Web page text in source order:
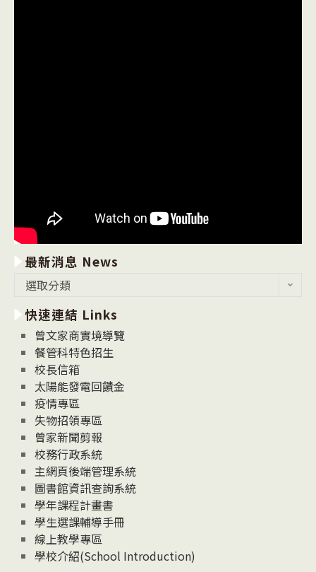
最新消息 News
消
息
News
選取分類
快速連結 Links
曾文家商實境導覽
餐管科特色招生
校長信箱
太陽能發電回饋金
疫情專區
失物招領專區
曾家新聞剪報
校務行政系統
主網頁後端管理系統
圖書館資訊查詢系統
學年課程計畫書
學生選課輔導手冊
線上教學專區
學校介紹(School Introduction)